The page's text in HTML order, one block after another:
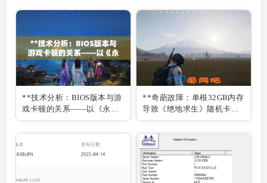
**技术分析：BIOS版本与游
戏卡顿的关系——以《永劫
无间》为例**
**奇葩故障：单根32GB内存
导致《绝地求生》随机卡顿
**